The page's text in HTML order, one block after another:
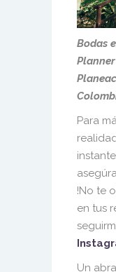
Bodas
Para
!No te
en tus
Un